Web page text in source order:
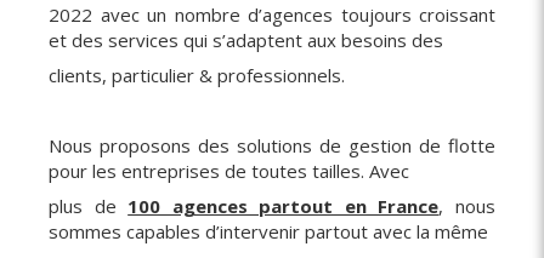
2022 avec un nombre d’agences toujours croissant
et des services qui s’adaptent aux besoins des
clients, particulier & professionnels.
Nous proposons des solutions de gestion de flotte
pour les entreprises de toutes tailles. Avec
plus de 100 agences partout en France, nous
sommes capables d’intervenir partout avec la même